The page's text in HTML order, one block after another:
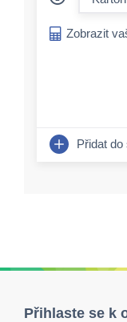
Zobrazit
Přidat
Přihlaste se k